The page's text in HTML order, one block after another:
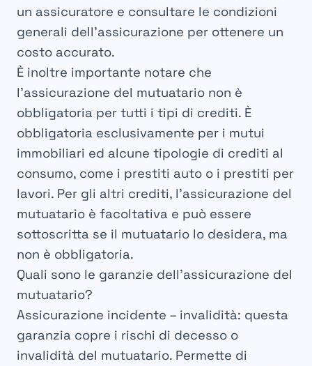
un assicuratore e consultare le condizioni
generali dell’assicurazione per ottenere un
costo accurato.
È inoltre importante notare che
l’assicurazione del mutuatario non è
obbligatoria per tutti i tipi di crediti. È
obbligatoria esclusivamente per i mutui
immobiliari ed alcune tipologie di crediti al
consumo, come i prestiti auto o i prestiti per
lavori. Per gli altri crediti, l’assicurazione del
mutuatario è facoltativa e può essere
sottoscritta se il mutuatario lo desidera, ma
non è obbligatoria.
Quali sono le garanzie dell’assicurazione del
mutuatario?
Assicurazione incidente – invalidità: questa
garanzia copre i rischi di decesso o
invalidità del mutuatario. Permette di